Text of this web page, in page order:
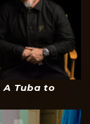
A Tuba to